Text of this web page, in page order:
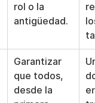
rol o la
antigüedad.
Garantizar
que todos,
desde la